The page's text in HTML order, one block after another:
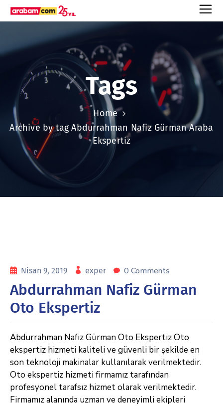
Tags
Home
Archive by tag Abdurrahman Nafiz Gürman Araba
Ekspertiz
Nisan 9, 2019 exper 0 Comments
Abdurrahman Nafiz Gürman
Oto Ekspertiz
Abdurrahman Nafiz Gürman Oto Ekspertiz Oto
ekspertiz hizmeti kaliteli ve güvenli bir şekilde en
son teknoloji makinalar kullanılarak verilmektedir.
Oto ekspertiz hizmeti firmamız tarafından
profesyonel tarafsız hizmet olarak verilmektedir.
Firmamız alanında uzman ve deneyimli ekipleri